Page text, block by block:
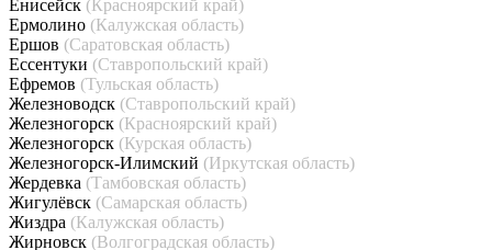
Енисейск (Красноярский край)
Ермолино (Калужская область)
Ершов (Саратовская область)
Ессентуки (Ставропольский край)
Ефремов (Тульская область)
Железноводск (Ставропольский край)
Железногорск (Красноярский край)
Железногорск (Курская область)
Железногорск-Илимский (Иркутская область)
Жердевка (Тамбовская область)
Жигулёвск (Самарская область)
Жиздра (Калужская область)
Жирновск (Волгоградская область)